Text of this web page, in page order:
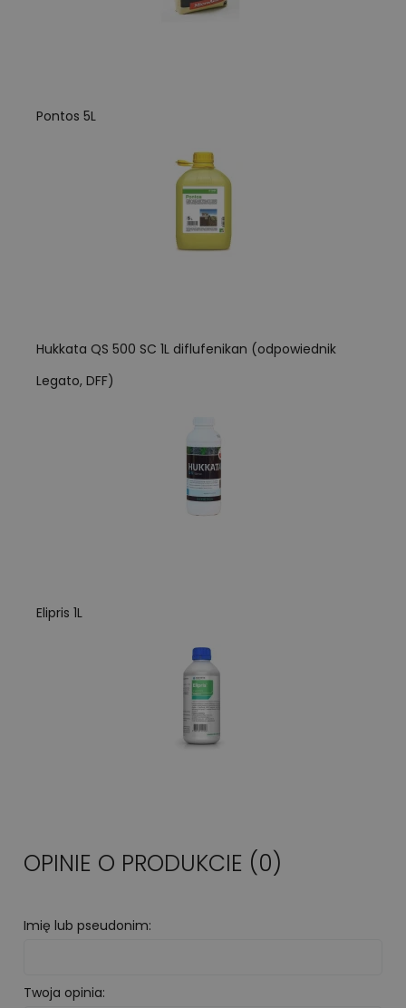
Pontos 5L
Hukkata QS 500 SC 1L diflufenikan (odpowiednik
Legato, DFF)
Elipris 1L
OPINIE O PRODUKCIE (0)
Imię lub pseudonim:
Twoja opinia: